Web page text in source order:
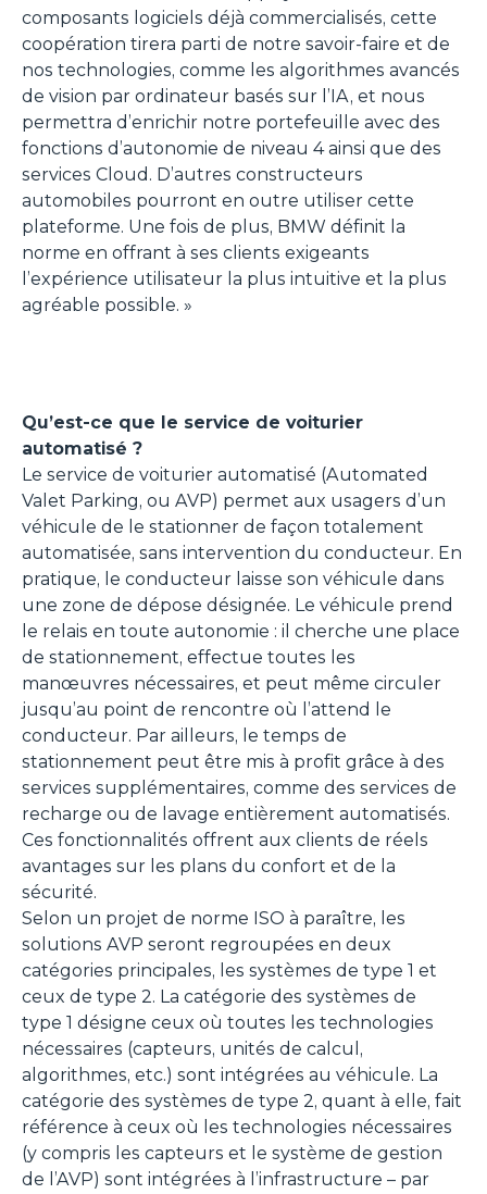
composants logiciels déjà commercialisés, cette
coopération tirera parti de notre savoir-faire et de
nos technologies, comme les algorithmes avancés
de vision par ordinateur basés sur l’IA, et nous
permettra d’enrichir notre portefeuille avec des
fonctions d’autonomie de niveau 4 ainsi que des
services Cloud. D’autres constructeurs
automobiles pourront en outre utiliser cette
plateforme. Une fois de plus, BMW définit la
norme en offrant à ses clients exigeants
l’expérience utilisateur la plus intuitive et la plus
agréable possible. »
Qu’est-ce que le service de voiturier
automatisé ?
Le service de voiturier automatisé (Automated
Valet Parking, ou AVP) permet aux usagers d’un
véhicule de le stationner de façon totalement
automatisée, sans intervention du conducteur. En
pratique, le conducteur laisse son véhicule dans
une zone de dépose désignée. Le véhicule prend
le relais en toute autonomie : il cherche une place
de stationnement, effectue toutes les
manœuvres nécessaires, et peut même circuler
jusqu’au point de rencontre où l’attend le
conducteur. Par ailleurs, le temps de
stationnement peut être mis à profit grâce à des
services supplémentaires, comme des services de
recharge ou de lavage entièrement automatisés.
Ces fonctionnalités offrent aux clients de réels
avantages sur les plans du confort et de la
sécurité.
Selon un projet de norme ISO à paraître, les
solutions AVP seront regroupées en deux
catégories principales, les systèmes de type 1 et
ceux de type 2. La catégorie des systèmes de
type 1 désigne ceux où toutes les technologies
nécessaires (capteurs, unités de calcul,
algorithmes, etc.) sont intégrées au véhicule. La
catégorie des systèmes de type 2, quant à elle, fait
référence à ceux où les technologies nécessaires
(y compris les capteurs et le système de gestion
de l’AVP) sont intégrées à l’infrastructure – par